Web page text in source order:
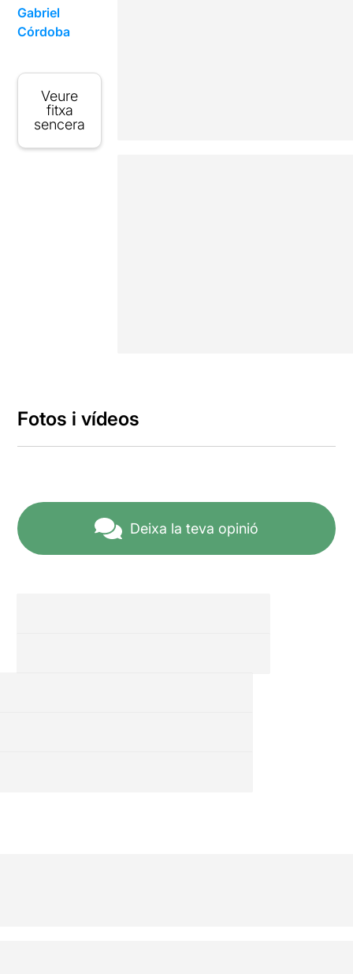
Gabriel
Córdoba
Veure
fitxa
sencera
Fotos i vídeos
Deixa la teva opinió